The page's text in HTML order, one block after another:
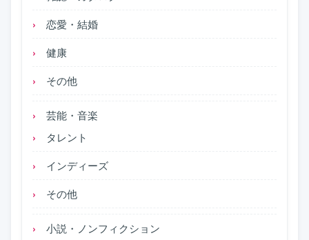
恋愛・結婚
健康
その他
芸能・音楽
タレント
インディーズ
その他
小説・ノンフィクション